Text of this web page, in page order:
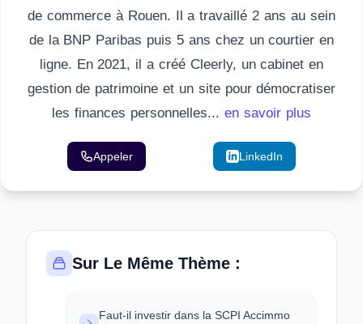
de commerce à Rouen. Il a travaillé 2 ans au sein
de la BNP Paribas puis 5 ans chez un courtier en
ligne. En 2021, il a créé Cleerly, un cabinet en
gestion de patrimoine et un site pour démocratiser
les finances personnelles... en savoir plus
Appeler LinkedIn
Sur Le Même Thème :
Faut-il investir dans la SCPI Accimmo